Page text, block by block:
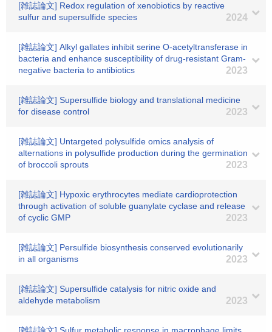
[雑誌論文] Redox regulation of xenobiotics by reactive
sulfur and supersulfide species
2024
[雑誌論文] Alkyl gallates inhibit serine O-acetyltransferase in
bacteria and enhance susceptibility of drug-resistant Gram-
negative bacteria to antibiotics
2023
[雑誌論文] Supersulfide biology and translational medicine
for disease control
2023
[雑誌論文] Untargeted polysulfide omics analysis of
alternations in polysulfide production during the germination
of broccoli sprouts
2023
[雑誌論文] Hypoxic erythrocytes mediate cardioprotection
through activation of soluble guanylate cyclase and release
of cyclic GMP
2023
[雑誌論文] Persulfide biosynthesis conserved evolutionarily
in all organisms
2023
[雑誌論文] Supersulfide catalysis for nitric oxide and
aldehyde metabolism
2023